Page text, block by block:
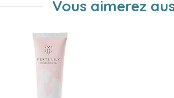
Vous aimerez